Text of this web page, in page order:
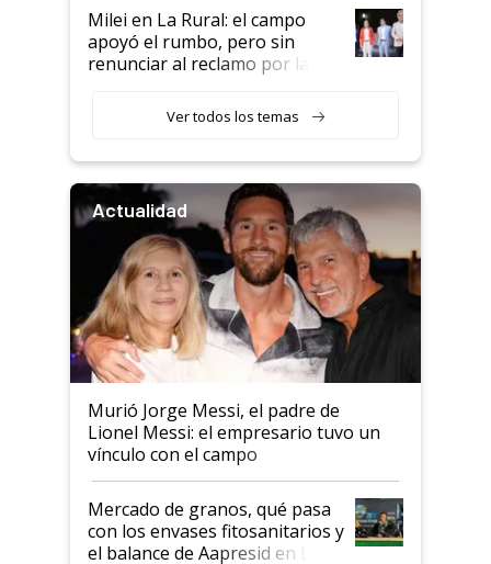
Milei en La Rural: el campo
apoyó el rumbo, pero sin
renunciar al reclamo por las
Ver todos los temas
Actualidad
Murió Jorge Messi, el padre de
Lionel Messi: el empresario tuvo un
vínculo con el campo
Mercado de granos, qué pasa
con los envases fitosanitarios y
el balance de Aapresid en La